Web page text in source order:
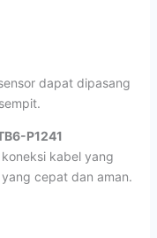
dapat dipasang
P1241
kabel yang
cepat dan aman.